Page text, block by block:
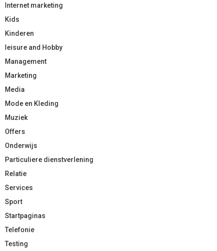
Internet marketing
Kids
Kinderen
leisure and Hobby
Management
Marketing
Media
Mode en Kleding
Muziek
Offers
Onderwijs
Particuliere dienstverlening
Relatie
Services
Sport
Startpaginas
Telefonie
Testing